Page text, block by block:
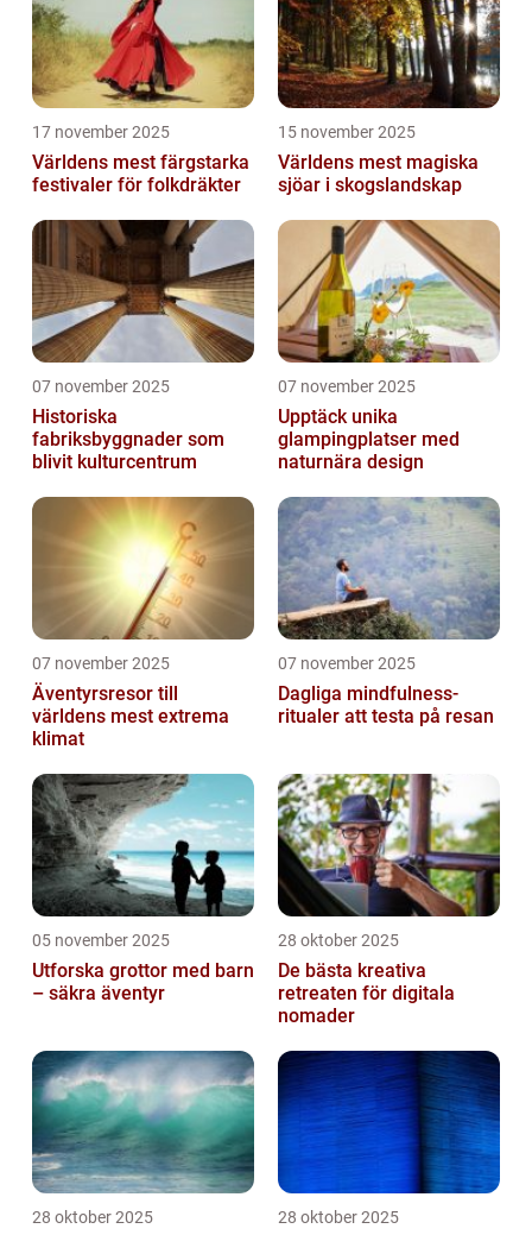
17 november 2025
Världens mest färgstarka
festivaler för folkdräkter
15 november 2025
Världens mest magiska
sjöar i skogslandskap
07 november 2025
Historiska
fabriksbyggnader som
blivit kulturcentrum
07 november 2025
Upptäck unika
glampingplatser med
naturnära design
07 november 2025
Äventyrsresor till
världens mest extrema
klimat
07 november 2025
Dagliga mindfulness-
ritualer att testa på resan
05 november 2025
Utforska grottor med barn
– säkra äventyr
28 oktober 2025
De bästa kreativa
retreaten för digitala
nomader
28 oktober 2025 28 oktober 2025